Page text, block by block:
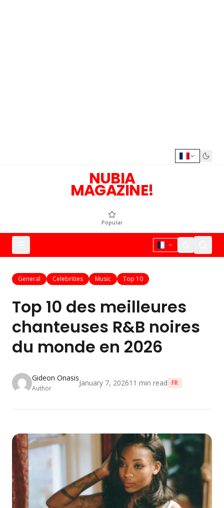
NUBIA
MAGAZINE!
Popular
General Celebrities Music Top 10
Top 10 des meilleures
chanteuses R&B noires
du monde en 2026
Gideon Onasis
Author
January 7, 202611 min read FR